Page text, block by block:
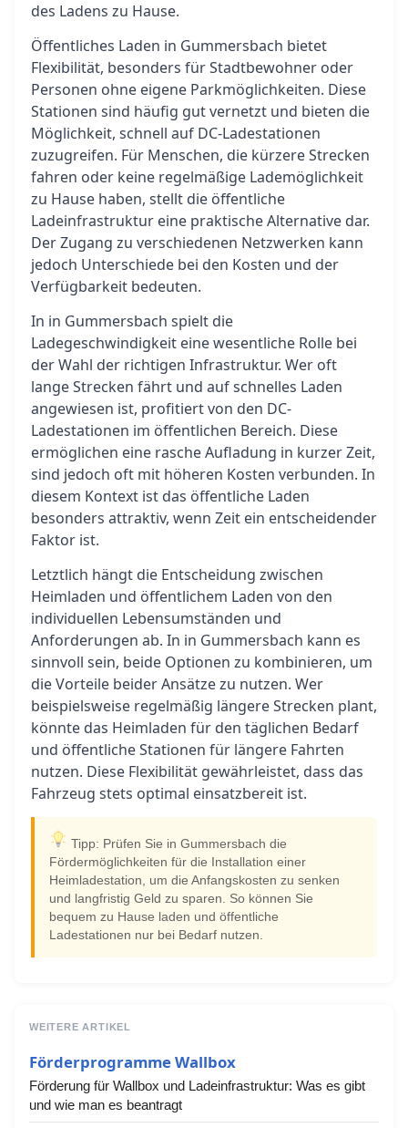
des Ladens zu Hause.
Öffentliches Laden in Gummersbach bietet
Flexibilität, besonders für Stadtbewohner oder
Personen ohne eigene Parkmöglichkeiten. Diese
Stationen sind häufig gut vernetzt und bieten die
Möglichkeit, schnell auf DC-Ladestationen
zuzugreifen. Für Menschen, die kürzere Strecken
fahren oder keine regelmäßige Lademöglichkeit
zu Hause haben, stellt die öffentliche
Ladeinfrastruktur eine praktische Alternative dar.
Der Zugang zu verschiedenen Netzwerken kann
jedoch Unterschiede bei den Kosten und der
Verfügbarkeit bedeuten.
In in Gummersbach spielt die
Ladegeschwindigkeit eine wesentliche Rolle bei
der Wahl der richtigen Infrastruktur. Wer oft
lange Strecken fährt und auf schnelles Laden
angewiesen ist, profitiert von den DC-
Ladestationen im öffentlichen Bereich. Diese
ermöglichen eine rasche Aufladung in kurzer Zeit,
sind jedoch oft mit höheren Kosten verbunden. In
diesem Kontext ist das öffentliche Laden
besonders attraktiv, wenn Zeit ein entscheidender
Faktor ist.
Letztlich hängt die Entscheidung zwischen
Heimladen und öffentlichem Laden von den
individuellen Lebensumständen und
Anforderungen ab. In in Gummersbach kann es
sinnvoll sein, beide Optionen zu kombinieren, um
die Vorteile beider Ansätze zu nutzen. Wer
beispielsweise regelmäßig längere Strecken plant,
könnte das Heimladen für den täglichen Bedarf
und öffentliche Stationen für längere Fahrten
nutzen. Diese Flexibilität gewährleistet, dass das
Fahrzeug stets optimal einsatzbereit ist.
Tipp: Prüfen Sie in Gummersbach die
Fördermöglichkeiten für die Installation einer
Heimladestation, um die Anfangskosten zu senken
und langfristig Geld zu sparen. So können Sie
bequem zu Hause laden und öffentliche
Ladestationen nur bei Bedarf nutzen.
WEITERE ARTIKEL
Förderprogramme Wallbox
Förderung für Wallbox und Ladeinfrastruktur: Was es gibt
und wie man es beantragt